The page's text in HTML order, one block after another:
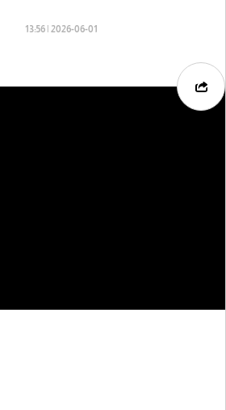
2026-06-01 | 13:56